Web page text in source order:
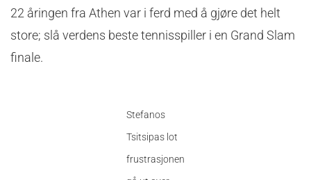
22 åringen fra Athen var i ferd med å gjøre det helt
store; slå verdens beste tennisspiller i en Grand Slam
finale.
Stefanos
Tsitsipas lot
frustrasjonen